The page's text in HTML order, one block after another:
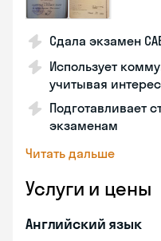
Сдала экзамен
Использует
учитывая
Подготавливает
экзаменам
Читать дальше
Услуги и цены
Английский язык